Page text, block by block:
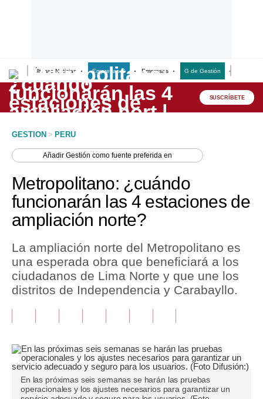
Últimas Noticias Empresas G Empresas G de Gestión
Lo último
Peru Quiosco
Economía
Mercados
Política
Tu Dinero
Finanzas Personales
Plus G
Opinión
SUSCRÍBETE
GESTION > PERU
AñadirGestión como fuente preferida en
Metropolitano: ¿cuándo
funcionarán las 4 estaciones de
ampliación norte?
La ampliación norte del Metropolitano es
una esperada obra que beneficiará a los
ciudadanos de Lima Norte y que une los
distritos de Independencia y Carabayllo.
En las próximas seis semanas se harán las pruebas
operacionales y los ajustes necesarios para garantizar un